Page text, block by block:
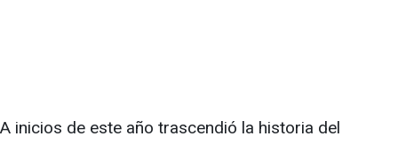
A inicios de este año trascendió la historia del